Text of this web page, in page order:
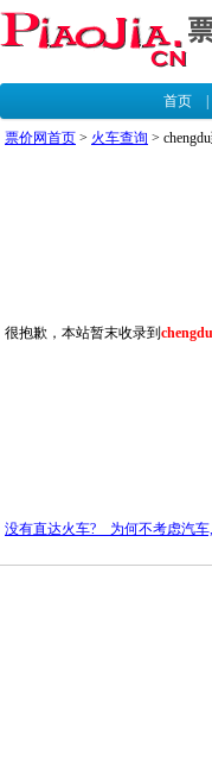
首页
票价网首页 > 火车查询 >
很抱歉，本站暂末收录到
没有直达火车? 为何不考虑汽车